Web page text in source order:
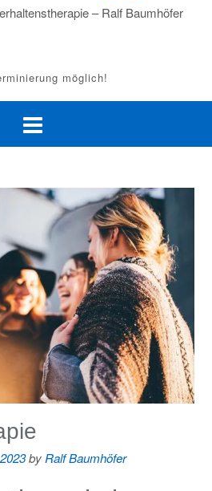
– Ralf Baumhöfer
möglich!
byRalf Baumhöfer